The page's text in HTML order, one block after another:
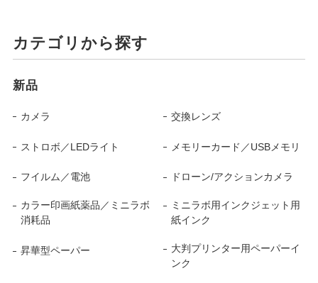
カテゴリから探す
新品
カメラ 交換レンズ
ストロボ／LEDライト メモリーカード／USBメモリ
フイルム／電池 ドローン/アクションカメラ
カラー印画紙薬品／ミニラボ
消耗品
ミニラボ用インクジェット用
紙インク
昇華型ペーパー
大判プリンター用ペーパーイ
ンク